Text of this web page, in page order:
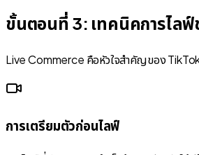
ขั้นตอนที่ 3: เทคนิคการไลฟ์
Live Commerce คือหัวใจสำคัญของ
การเตรียมตัวก่อนไลฟ์